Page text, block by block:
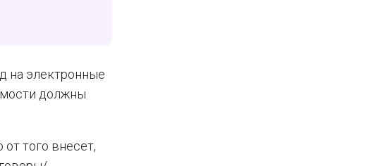
на электронные
должны
того внесет,